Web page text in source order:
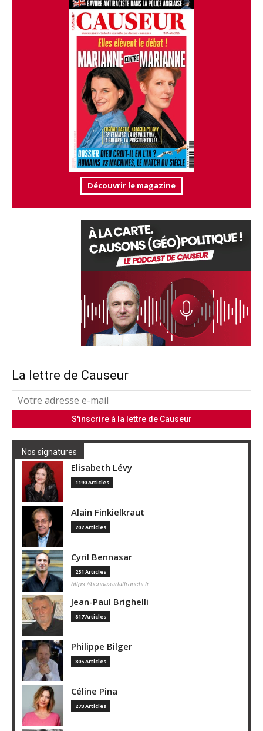
Découvrir le magazine
La lettre de Causeur
Nos signatures
Elisabeth Lévy
1190 Articles
Alain Finkielkraut
202 Articles
Cyril Bennasar
231 Articles
https://bennasarlaffranchi.fr
Jean-Paul Brighelli
817 Articles
Philippe Bilger
805 Articles
Céline Pina
273 Articles